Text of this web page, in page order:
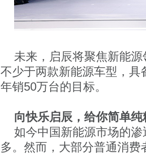
未来，启辰将聚焦新能
不少于两款新能源车型，
年销50万台的目标。
向快乐启辰，给你简单
如今中国新能源市场的
多。然而，大部分普通消